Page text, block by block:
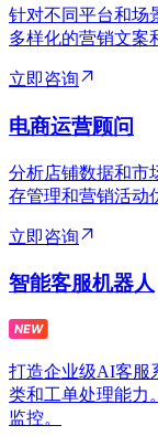
针对不同平台和场
多样化的营销文案
立即咨询
电商运营顾问
分析店铺数据和市
存管理和营销活动
立即咨询
智能客服机器人
打造企业级AI客服
类和工单处理能力
监控。